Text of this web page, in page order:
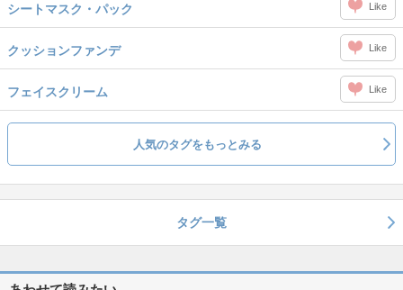
シートマスク・パック Like
クッションファンデ Like
フェイスクリーム Like
人気のタグをもっとみる
タグ一覧